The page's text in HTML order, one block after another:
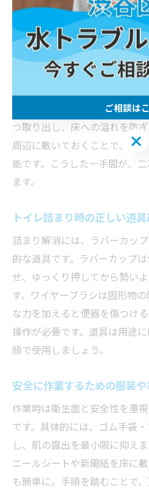
です。
水が溢れる直前の落ち着い
水位が急上昇した場合は、慌
ょう。その後、バケツなどで
つ取り出し、床への溢れを防
周辺に敷いておくことで、万
能です。こうした一手間が、
ます。
トイレ詰まり時の正しい道
詰まり解消には、ラバーカッ
的な道具です。ラバーカップ
せ、ゆっくり押してから勢い
す。ワイヤーブラシは固形物
な力を加えると便器を傷つけ
操作が必要です。道具は用途
順で使用しましょう。
安全に作業するための服装
作業時は衛生面と安全性を重
です。具体的には、ゴム手袋
し、肌の露出を最小限に抑え
ニールシートや新聞紙を床に
も簡単に。手順を踏むことで
ご相談は
ご相談は